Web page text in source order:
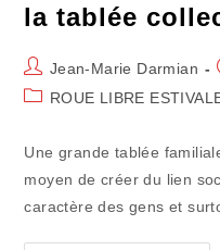
la tablée
Auteur/autrice
de
Jean-Marie Darmian
PostROUE LIBRE
Une grande tablée
moyen de créer du lien
caractère des gens et